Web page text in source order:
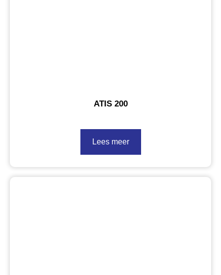
ATIS 200
Lees meer